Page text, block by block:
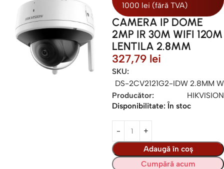
1000 lei (fără TVA)
CAMERA IP DOME
2MP IR 30M WIFI 120M
LENTILA 2.8MM
327,79 lei
SKU:
DS-2CV2121G2-IDW 2.8MM W
Producător:
HIKVISION
Disponibilitate: În stoc
Adaugă în coș
Cumpără acum